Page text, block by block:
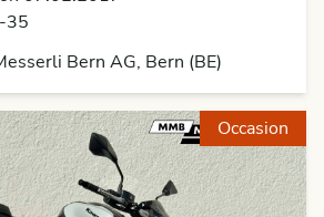
35
Bern AG, Bern (BE)
Occasion